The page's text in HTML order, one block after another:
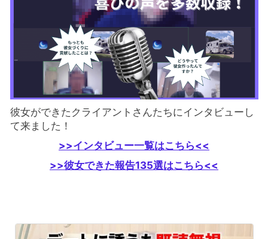
彼女ができたクライアントさんたちにインタビューし
て来ました！
>>インタビュー一覧はこちら<<
>>彼女できた報告135選はこちら<<